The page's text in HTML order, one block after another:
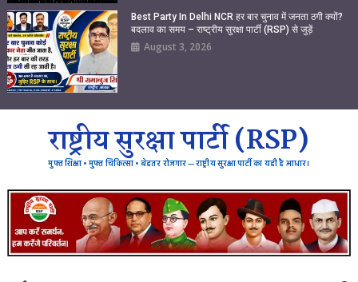
Best Party In Delhi NCR हर बार चुनाव में जनता ठगी क्यों?
बदलाव का समय – राष्ट्रीय सुरक्षा पार्टी (RSP) से जुड़ें
August 3, 2026
राष्ट्रीय सुरक्षा पार्टी (RSP)
मुफ्त शिक्षा • मुफ्त चिकित्सा • बेहतर रोजगार — राष्ट्रीय सुरक्षा पार्टी का यही है आधार।